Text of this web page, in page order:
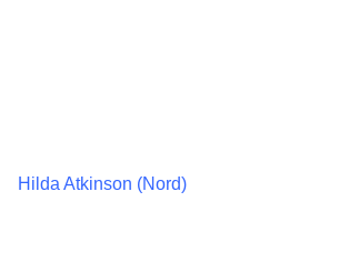
Hilda Atkinson (Nord)